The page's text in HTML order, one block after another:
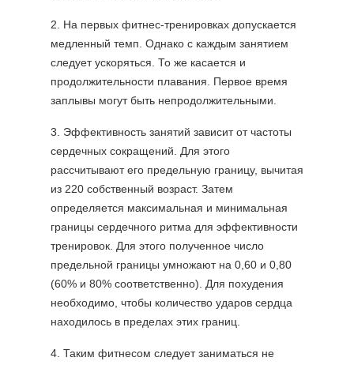
2. На первых фитнес-тренировках допускается
медленный темп. Однако с каждым занятием
следует ускоряться. То же касается и
продолжительности плавания. Первое время
заплывы могут быть непродолжительными.
3. Эффективность занятий зависит от частоты
сердечных сокращений. Для этого
рассчитывают его предельную границу, вычитая
из 220 собственный возраст. Затем
определяется максимальная и минимальная
границы сердечного ритма для эффективности
тренировок. Для этого полученное число
предельной границы умножают на 0,60 и 0,80
(60% и 80% соответственно). Для похудения
необходимо, чтобы количество ударов сердца
находилось в пределах этих границ.
4. Таким фитнесом следует заниматься не